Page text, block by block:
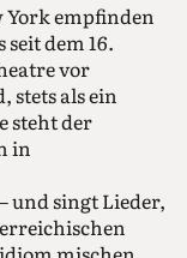
York empfinden
seit dem 16.
vor
stets als ein
steht der
in
und singt Lieder,